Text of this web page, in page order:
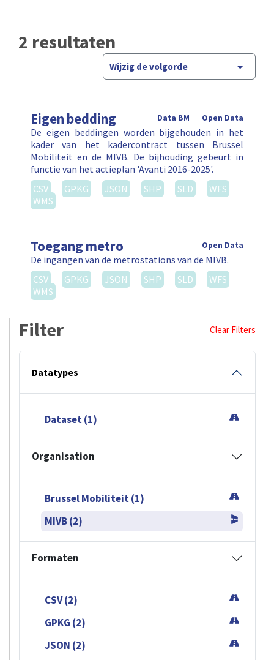
2 resultaten
Wijzig de volgorde
Eigen bedding Open Data
Data BM
De eigen beddingen worden bijgehouden in het
kader van het kadercontract tussen Brussel
Mobiliteit en de MIVB. De bijhouding gebeurt in
functie van het actieplan 'Avanti 2016-2025'.
CSV
GPKG JSON SHP SLD
WFS
WMS
Toegang metro Open Data
De ingangen van de metrostations van de MIVB.
CSV
GPKG JSON SHP SLD
WFS
WMS
Filter Clear Filters
Datatypes
Dataset (1)
Organisation
Brussel Mobiliteit (1)
MIVB (2)
Formaten
CSV (2)
GPKG (2)
JSON (2)